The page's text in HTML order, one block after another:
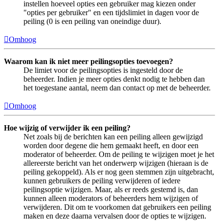
instellen hoeveel opties een gebruiker mag kiezen onder
"opties per gebruiker" en een tijdslimiet in dagen voor de
peiling (0 is een peiling van oneindige duur).
Omhoog
Waarom kan ik niet meer peilingsopties toevoegen?
De limiet voor de peilingsopties is ingesteld door de
beheerder. Indien je meer opties denkt nodig te hebben dan
het toegestane aantal, neem dan contact op met de beheerder.
Omhoog
Hoe wijzig of verwijder ik een peiling?
Net zoals bij de berichten kan een peiling alleen gewijzigd
worden door degene die hem gemaakt heeft, en door een
moderator of beheerder. Om de peiling te wijzigen moet je het
allereerste bericht van het onderwerp wijzigen (hieraan is de
peiling gekoppeld). Als er nog geen stemmen zijn uitgebracht,
kunnen gebruikers de peiling verwijderen of iedere
peilingsoptie wijzigen. Maar, als er reeds gestemd is, dan
kunnen alleen moderators of beheerders hem wijzigen of
verwijderen. Dit om te voorkomen dat gebruikers een peiling
maken en deze daarna vervalsen door de opties te wijzigen.